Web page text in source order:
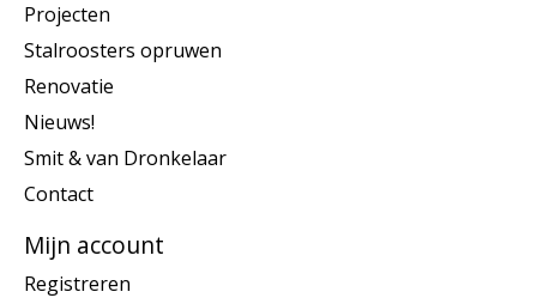
Projecten
Stalroosters opruwen
Renovatie
Nieuws!
Smit & van Dronkelaar
Contact
Mijn account
Registreren